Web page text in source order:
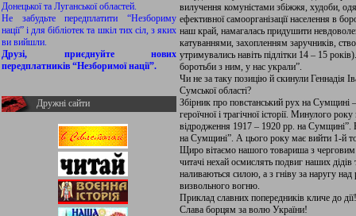
Донецької та Луганської областей.
Не забудьте передплатити “Незбориму
нації” і для бібліотек та шкіл тих сіл, з яких
ви вийшли.
Друзі, приєднуйте нових
передплатників “Незборимої нації”.
Дружні сайти
вилучення комуністами збіжжя, худоби,
ефективної самоорганізації населення в
наш край, намагалась придушити
катуваннями, захопленням заручників,
утримувались навіть підлітки 14 – 15
боротьби з ним, у нас украли”.
Чи не за таку позицію й скинули Геннадія
Сумської області?
Збірник про повстанський рух на Сумщині
героїчної і трагічної історії. Минулого
відродження 1917 – 1920 рр. на
на Сумщині”. А цього року має вийти 1-й
Щиро вітаємо нашого товариша з
читачі нехай осмислять подвиг наших
наливаються силою, а з гніву за наругу
визвольного вогню.
Приклад славних попередників кличе до дії!
Слава борцям за волю України!